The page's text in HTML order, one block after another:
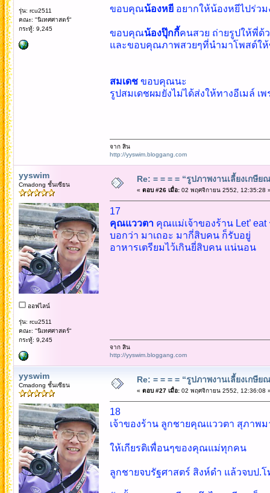
รุ่น: rcu2511
คณะ: "นิเทศศาสตร์"
กระทู้: 9,245
ขอบคุณน้องหยี อยากให้น้องหยีไปร่วม
ขอบคุณน้องปุ๊กกี้คนสวย ถ่ายรูปให้พี่ด้
และขอบคุณภาพสวยๆที่นำมาโพสต์ให้
สมเดช ขอบคุณนะ
รูปสมเดชผมยังไม่ได้ส่งให้ทางอีเมล์ เพ
จาก สิน
http://yyswim.bloggang.com
yyswim
Cmadong ชั้นเซียน
ออฟไลน์
รุ่น: rcu2511
คณะ: "นิเทศศาสตร์"
กระทู้: 9,245
Re: = = = = “รูปภาพงานเลี้ยงเกษี
« ตอบ #26 เมื่อ:02 พฤศจิกายน 2552, 12:35:28
17
คุณแววตา คุณแม่เจ้าของร้าน Let’
บอกว่า มาเถอะ มากี่สิบคน ก็รับอยู่
อาหารเตรียมไว้เกินยี่สิบคน แน่นอน
จาก สิน
http://yyswim.bloggang.com
yyswim
Cmadong ชั้นเซียน
Re: = = = = “รูปภาพงานเลี้ยงเกษี
« ตอบ #27 เมื่อ:02 พฤศจิกายน 2552, 12:36:08
18
เจ้าของร้าน ลูกชายคุณแววตา สุภาพม
ให้เกียรติเพื่อนๆของคุณแม่ทุกคน
ลูกชายจบรัฐศาสตร์ สิงห์ดำ แล้วจบป.โ